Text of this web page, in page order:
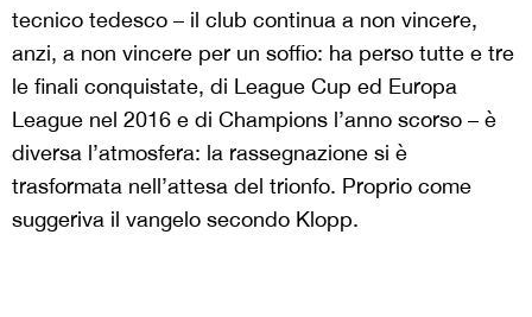
tecnico tedesco – il club continua a non vincere,
anzi, a non vincere per un soffio: ha perso tutte e tre
le finali conquistate, di League Cup ed Europa
League nel 2016 e di Champions l’anno scorso – è
diversa l’atmosfera: la rassegnazione si è
trasformata nell’attesa del trionfo. Proprio come
suggeriva il vangelo secondo Klopp.